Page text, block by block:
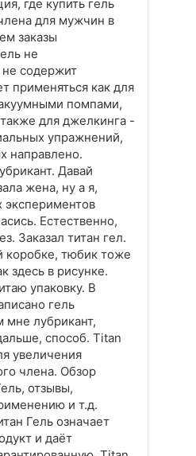
где купить гель
для мужчин в
заказы
не
не содержит
применяться как для
помпами,
для джелкинга -
упражнений,
направлено.
Давай
жена, ну а я,
экспериментов
Естественно,
Заказал титан гел.
коробке, тюбик тоже
здесь в рисунке.
упаковку. В
гель
мне лубрикант,
способ. Titan
увеличения
члена. Обзор
отзывы,
и т.д.
Гель означает
и даёт